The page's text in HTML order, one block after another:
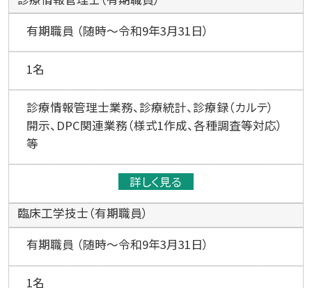
有期職員 （随時～令和9年3月31日）
1名
診療情報管理士業務、診療統計、診療録（カルテ）
開示、DPC関連業務（様式1作成、各種調査等対応）
等
詳しく見る
臨床工学技士（有期職員）
有期職員 （随時～令和9年3月31日）
1名